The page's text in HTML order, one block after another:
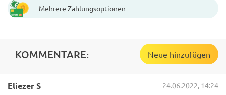
Mehrere Zahlungsoptionen
KOMMENTARE: Neue hinzufügen
Eliezer S
24.06.2022, 14:24